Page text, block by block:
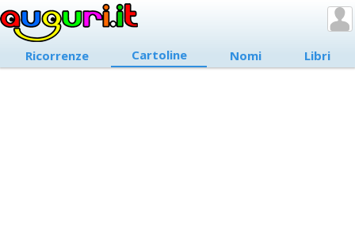
Ricorrenze Cartoline Nomi Libri